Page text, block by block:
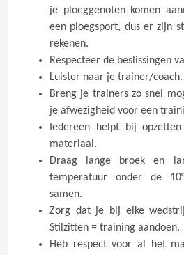
je ploeggenoten komen
een ploegsport, dus er zijn
rekenen.
Respecteer de beslissingen
Luister naar je trainer/coach.
Breng je trainers zo snel
je afwezigheid voor een
Iedereen helpt bij
materiaal.
Draag lange broek en
temperatuur onder de
samen.
Zorg dat je bij elke
Stilzitten = training aandoen.
Heb respect voor al het